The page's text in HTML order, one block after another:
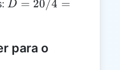
D
/
4
D = 20/4 =
para o